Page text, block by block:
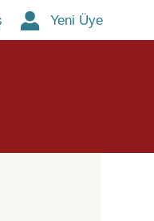
Yeni Üye